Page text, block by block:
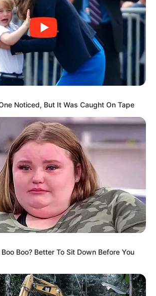
Noticed, But It Was Caught On Tape
Boo? Better To Sit Down Before You